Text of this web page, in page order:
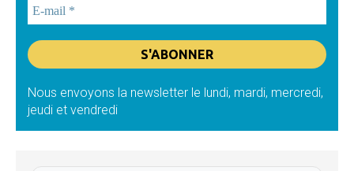
Nous envoyons la newsletter le lundi, mardi, mercredi,
jeudi et vendredi